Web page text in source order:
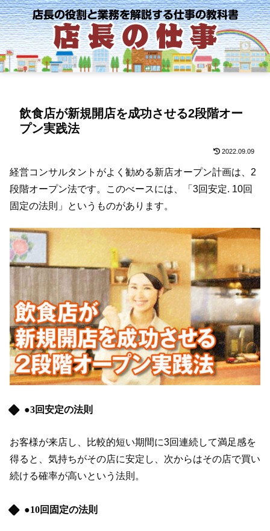
飲食店が新規開店を成功させる2段階オー
プン実践法
2022.09.09
経営コンサルタントがよく勧める新店オープン計画は、2
段階オープン法です。このべースには、「3回安定. 10回
固定の法則」というものがあります。
●3回安定の法則
お客様が来店し、比較的短い期間に3回連続して満足感を
得ると、気持ちがその店に安定し、次からはその店で買い
続ける確率が高いという法則。
●10回固定の法則